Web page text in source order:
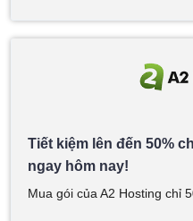
Tiết kiệm lên đến 50%
ngay hôm nay!
Mua gói của A2 Hosting chỉ